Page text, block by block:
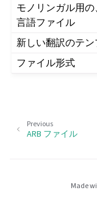
モノリンガル用
言語ファイル
新しい翻訳のテン
ファイル形式
Previous
ARB ファイル
Made